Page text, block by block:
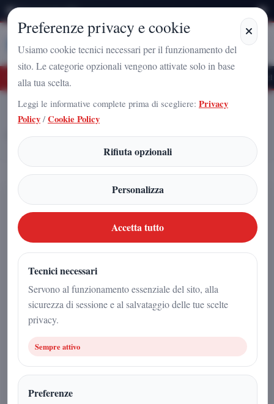
Sabato 8 Agosto 2026
StampaCampania
Home
Articoli
Arnaldo Gadola:"Sono soddisfatto e orgoglioso della crescita di Futuro
Nazionale a Caserta"Il Comitato Costituente 203 supera quota 35 tessere
e conquista il diritto al delegato dell'Assemblea a Roma
Arnaldo Gadola:"Sono soddisfatto e
orgoglioso della crescita di Futuro
Nazionale a Caserta"Il Comitato
Costituente 203 supera quota 35
tessere e conquista il diritto al
delegato dell'Assemblea a Roma
12 maggio 2026
2min | Politica
Preferenze privacy e cookie
Usiamo cookie tecnici necessari per il funzionamento del
sito. Le categorie opzionali vengono attivate solo in base
alla tua scelta.
Leggi le informative complete prima di scegliere: Privacy
Policy / Cookie Policy
Rifiuta opzionali
Personalizza
Accetta tutto
Tecnici necessari
Servono al funzionamento essenziale del sito, alla
sicurezza di sessione e al salvataggio delle tue scelte
privacy.
Sempre attivo
Preferenze